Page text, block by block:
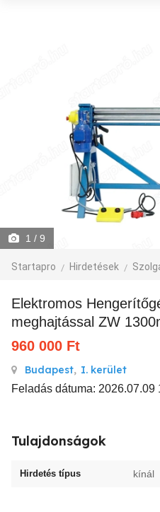
1 / 9
Startapro Hirdetések
Elektromos Hengerítőgép gép motor
meghajtással ZW
960 000 Ft
Budapest, I. kerület
Feladás dátuma: 2026.07.09
Tulajdonságok
Hirdetés típus kínál